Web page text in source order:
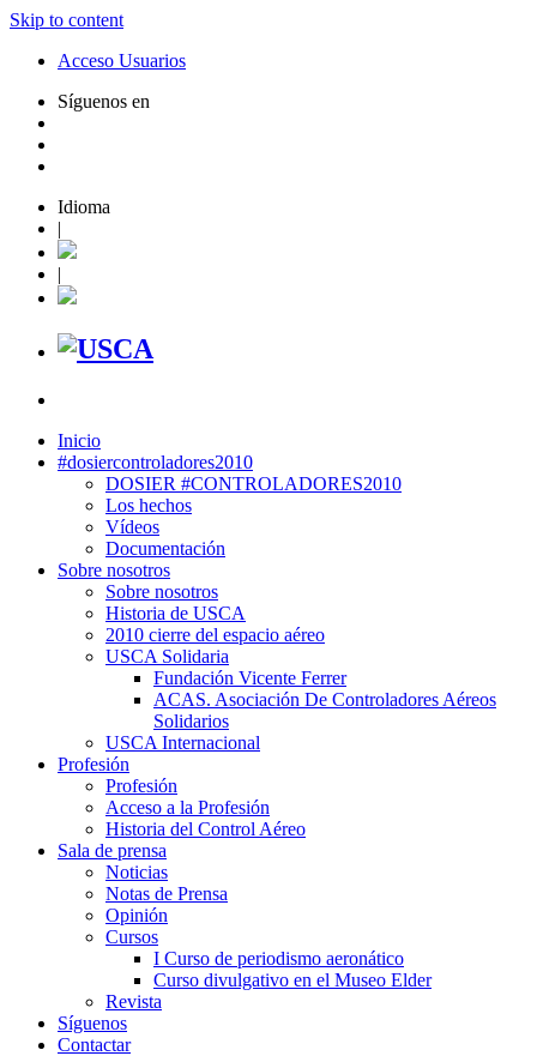
Skip to content
Acceso Usuarios
Síguenos en
Idioma
|
|
Inicio
#dosiercontroladores2010
DOSIER #CONTROLADORES2010
Los hechos
Vídeos
Documentación
Sobre nosotros
Sobre nosotros
Historia de USCA
2010 cierre del espacio aéreo
USCA Solidaria
Fundación Vicente Ferrer
ACAS. Asociación De Controladores Aéreos
Solidarios
USCA Internacional
Profesión
Profesión
Acceso a la Profesión
Historia del Control Aéreo
Sala de prensa
Noticias
Notas de Prensa
Opinión
Cursos
I Curso de periodismo aeronático
Curso divulgativo en el Museo Elder
Revista
Síguenos
Contactar